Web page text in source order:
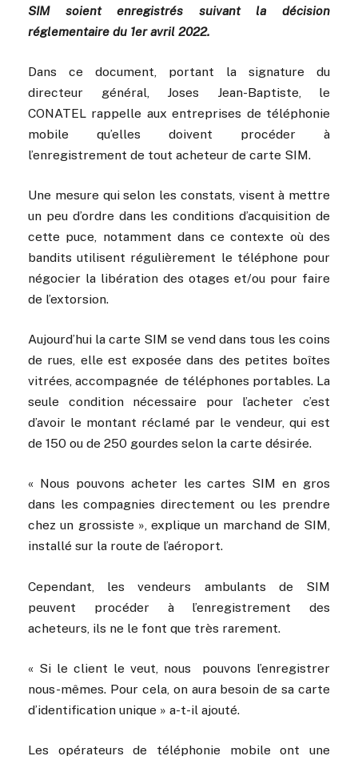
SIM soient enregistrés suivant la décision
réglementaire du 1er avril 2022.
Dans ce document, portant la signature du
directeur général, Joses Jean-Baptiste, le
CONATEL rappelle aux entreprises de téléphonie
mobile qu’elles doivent procéder à
l’enregistrement de tout acheteur de carte SIM.
Une mesure qui selon les constats, visent à mettre
un peu d’ordre dans les conditions d’acquisition de
cette puce, notamment dans ce contexte où des
bandits utilisent régulièrement le téléphone pour
négocier la libération des otages et/ou pour faire
de l’extorsion.
Aujourd’hui la carte SIM se vend dans tous les coins
de rues, elle est exposée dans des petites boîtes
vitrées, accompagnée de téléphones portables. La
seule condition nécessaire pour l’acheter c’est
d’avoir le montant réclamé par le vendeur, qui est
de 150 ou de 250 gourdes selon la carte désirée.
« Nous pouvons acheter les cartes SIM en gros
dans les compagnies directement ou les prendre
chez un grossiste », explique un marchand de SIM,
installé sur la route de l’aéroport.
Cependant, les vendeurs ambulants de SIM
peuvent procéder à l’enregistrement des
acheteurs, ils ne le font que très rarement.
« Si le client le veut, nous pouvons l’enregistrer
nous-mêmes. Pour cela, on aura besoin de sa carte
d’identification unique » a-t-il ajouté.
Les opérateurs de téléphonie mobile ont une